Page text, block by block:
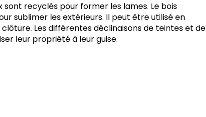
sont recyclés pour former les lames. Le bois
sublimer les extérieurs. Il peut être utilisé en
Les différentes déclinaisons de teintes et de
leur propriété à leur guise.